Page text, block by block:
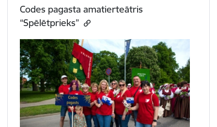
Codes pagasta amatierteātris
“Spēlētprieks”